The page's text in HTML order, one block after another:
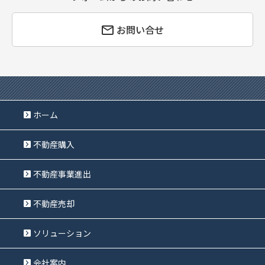
お問い合せ
ホーム
不動産購入
不動産事業進出
不動産売却
ソリューション
会社案内